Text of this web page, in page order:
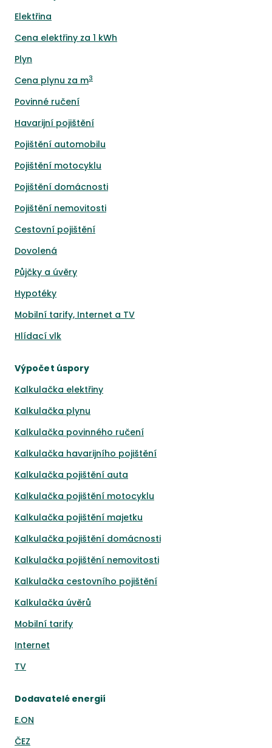
Elektřina
Cena elektřiny za 1 kWh
Plyn
Cena plynu za m3
Povinné ručení
Havarijní pojištění
Pojištění automobilu
Pojištění motocyklu
Pojištění domácnosti
Pojištění nemovitosti
Cestovní pojištění
Dovolená
Půjčky a úvěry
Hypotéky
Mobilní tarify, Internet a TV
Hlídací vlk
Výpočet úspory
Kalkulačka elektřiny
Kalkulačka plynu
Kalkulačka povinného ručení
Kalkulačka havarijního pojištění
Kalkulačka pojištění auta
Kalkulačka pojištění motocyklu
Kalkulačka pojištění majetku
Kalkulačka pojištění domácnosti
Kalkulačka pojištění nemovitosti
Kalkulačka cestovního pojištění
Kalkulačka úvěrů
Mobilní tarify
Internet
TV
Dodavatelé energií
E.ON
ČEZ